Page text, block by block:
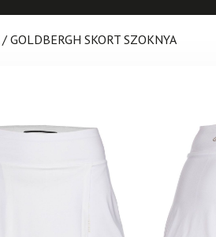
/ GOLDBERGH SKORT SZOKNYA